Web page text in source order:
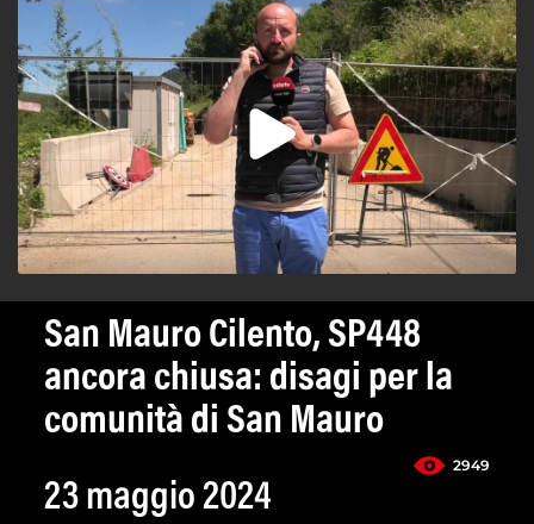
San Mauro Cilento, SP448
ancora chiusa: disagi per la
comunità di San Mauro
2949
23 maggio 2024